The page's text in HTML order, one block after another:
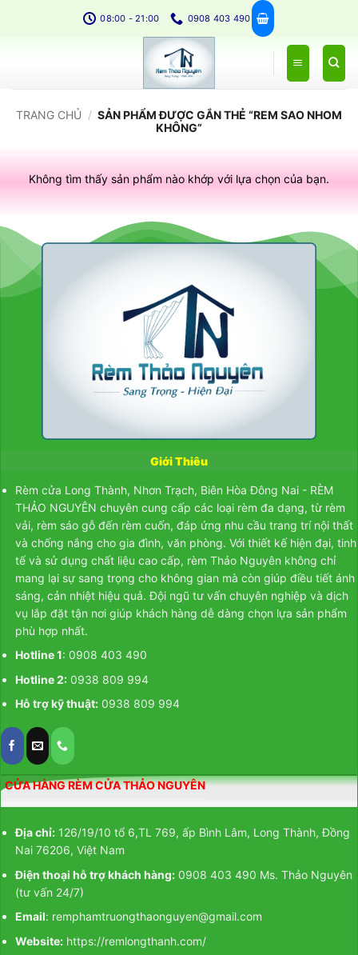
08:00 - 21:00 0908 403 490
TRANG CHỦ / SẢN PHẨM ĐƯỢC GẮN THẺ “REM SAO NHOM
KHÔNG”
Không tìm thấy sản phẩm nào khớp với lựa chọn của bạn.
Giới Thiêu
Rèm cửa Long Thành, Nhơn Trạch, Biên Hòa Đông Nai - RÈM
THẢO NGUYÊN chuyên cung cấp các loại rèm đa dạng, từ rèm
vải, rèm sáo gỗ đến rèm cuốn, đáp ứng nhu cầu trang trí nội thất
và chống nắng cho gia đình, văn phòng. Với thiết kế hiện đại, tinh
tế và sử dụng chất liệu cao cấp, rèm Thảo Nguyên không chỉ
mang lại sự sang trọng cho không gian mà còn giúp điều tiết ánh
sáng, cản nhiệt hiệu quả. Đội ngũ tư vấn chuyên nghiệp và dịch
vụ lắp đặt tận nơi giúp khách hàng dễ dàng chọn lựa sản phẩm
phù hợp nhất.
Hotline 1: 0908 403 490
Hotline 2: 0938 809 994
Hỗ trợ kỹ thuật: 0938 809 994
CỬA HÀNG RÈM CỬA THẢO NGUYÊN
Địa chỉ: 126/19/10 tổ 6,TL 769, ấp Bình Lâm, Long Thành, Đồng
Nai 76206, Việt Nam
Điện thoại hỗ trợ khách hàng: 0908 403 490 Ms. Thảo Nguyên
(tư vấn 24/7)
Email: remphamtruongthaonguyen@gmail.com
Website: https://remlongthanh.com/